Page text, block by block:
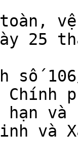
25
số
Chính
hạn
và